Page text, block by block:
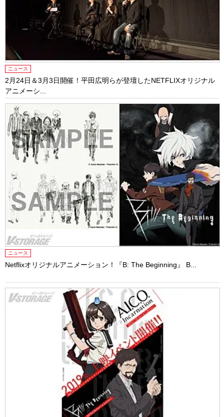
ニュース
2月24日＆3月3日開催！平田広明らが登壇したNETFLIXオリジナル
アニメーシ...
ニュース
Netflixオリジナルアニメーション！『B: The Beginning』 B...